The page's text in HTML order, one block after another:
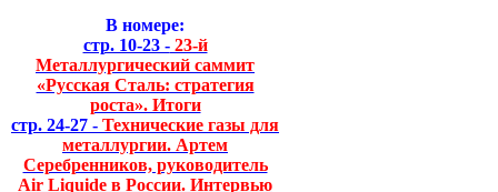
В номере:
стр. 10-23 -23-й
Металлургический саммит
«Русская Сталь: стратегия
роста». Итоги
стр. 24-27 - Технические газы для
металлургии. Артем
Серебренников, руководитель
Air Liquide в России. Интервью